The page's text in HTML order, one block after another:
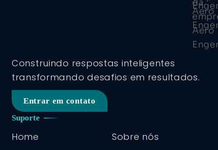
Construindo respostas inteligentes
transformando desafios em resultados.
Entrar em contato
Suporte
Home
Sobre nós